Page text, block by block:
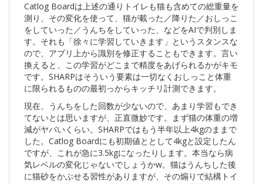
Catlog Boardは上述の通りトイレも猫も含めての総重量を
測り、その変化を使って、猫が載った／降りた／おしっこ
をしていった／うんちをしていった、などをAIで判別しま
す。それも「徐々に学習していきます」というスタンスな
ので、アプリ上から識別を修正することもできます。言い
換えると、この学習がどこまで精度をあげられるかがキモ
です。SHARPはそういう要素は一切なくおしっこと体重
に限られるものの最初っからキッチリ計測できます。
現在、うんちをした回数が少ないので、あまり学習もでき
てないとは思いますが、正直微妙です。まず猫の体重の増
減がヤバいくらい。SHARPではもう半年以上4kgのままで
した。Catlog Boardにも初期値ととして4kgと設定したん
ですが、これが急に3.5kgになったりします。本当なら病
気レベルの変化じゃないでしょうかw。猫はうんちした後
に猫砂をかぶせる習性がありますが、その煽りで結構トイ